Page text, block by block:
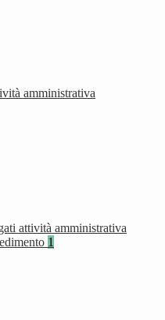
amministrativa
attività amministrativa
1